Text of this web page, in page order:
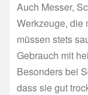
Auch Messer,
Werkzeuge, die
müssen stets
Gebrauch mit
Besonders bei
dass sie gut